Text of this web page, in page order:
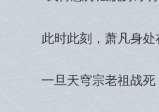
此时此刻，萧凡身处
一旦天穹宗老祖战死